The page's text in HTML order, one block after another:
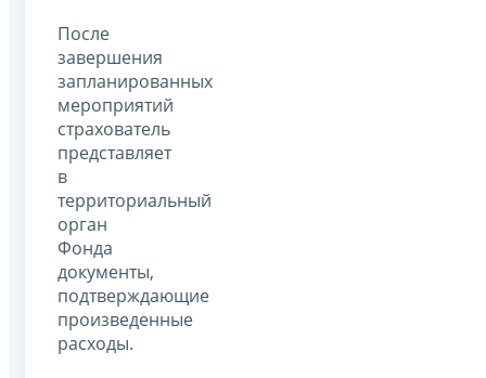
После
завершения
запланированных
мероприятий
страхователь
представляет
в
территориальный
орган
Фонда
документы,
подтверждающие
произведенные
расходы.